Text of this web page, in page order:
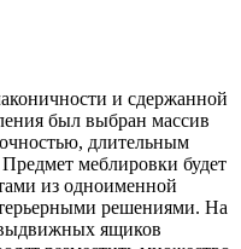
и сдержанной
был выбран массив
длительным
меблировки будет
из одноименной
решениями. На
ящиков